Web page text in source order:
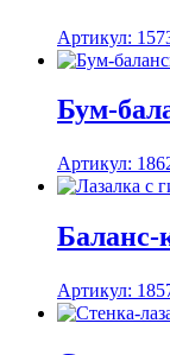
Артикул:
Бум-
Артикул:
Баланс-
Артикул: